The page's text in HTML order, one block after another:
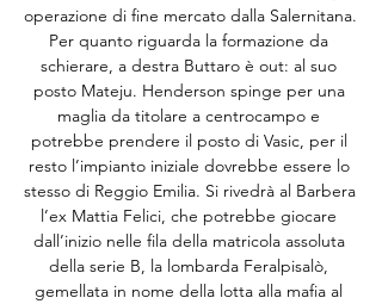
operazione di fine mercato dalla Salernitana.
Per quanto riguarda la formazione da
schierare, a destra Buttaro è out: al suo
posto Mateju. Henderson spinge per una
maglia da titolare a centrocampo e
potrebbe prendere il posto di Vasic, per il
resto l’impianto iniziale dovrebbe essere lo
stesso di Reggio Emilia. Si rivedrà al Barbera
l’ex Mattia Felici, che potrebbe giocare
dall’inizio nelle fila della matricola assoluta
della serie B, la lombarda Feralpisalò,
gemellata in nome della lotta alla mafia al